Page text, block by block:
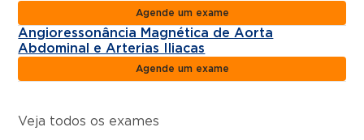
Agende um exame
Angioressonância Magnética de Aorta
Abdominal e Arterias Iliacas
Agende um exame
Veja todos os exames